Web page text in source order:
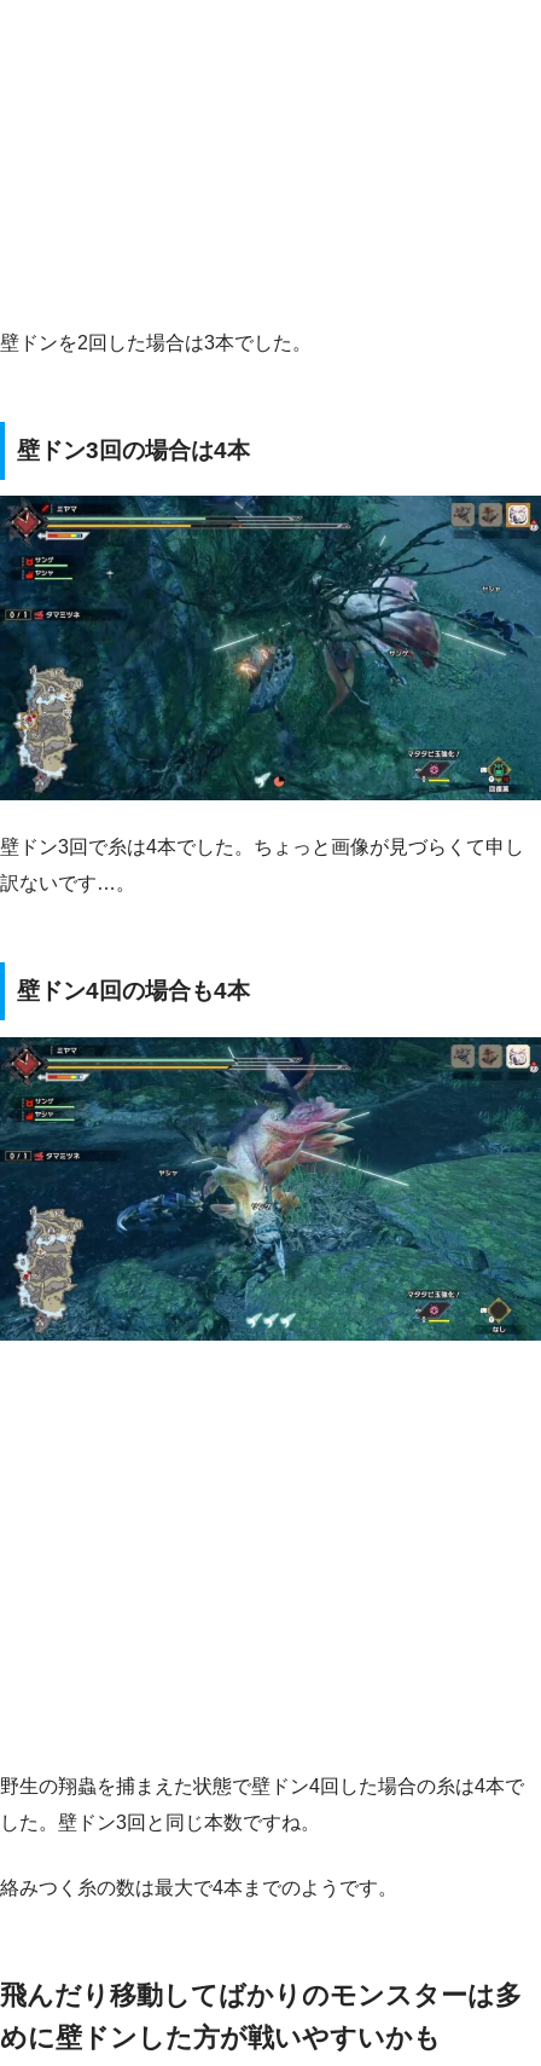
壁ドンを2回した場合は3本でした。
壁ドン3回の場合は4本
壁ドン3回で糸は4本でした。ちょっと画像が見づらくて申し
訳ないです…。
壁ドン4回の場合も4本
野生の翔蟲を捕まえた状態で壁ドン4回した場合の糸は4本で
した。壁ドン3回と同じ本数ですね。
絡みつく糸の数は最大で4本までのようです。
飛んだり移動してばかりのモンスターは多
めに壁ドンした方が戦いやすいかも